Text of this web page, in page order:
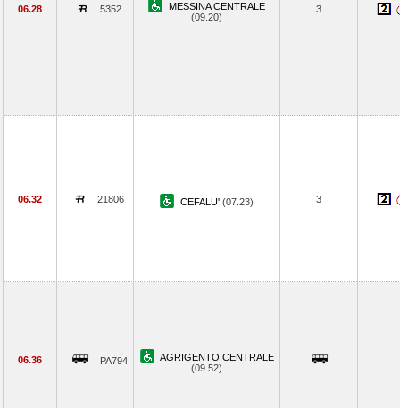
06.28 5352
MESSINA CENTRALE
(09.20)
3
06.32 21806 CEFALU' (07.23) 3
06.36 PA794
AGRIGENTO CENTRALE
(09.52)